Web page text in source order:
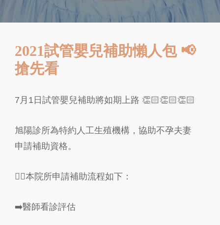
2021試管嬰兒補助懶人包 📢
搶先看
7月1日試管嬰兒補助將如期上路 👏🏻👏🏻👏🏻
旭陽診所為特約人工生殖機構，協助不孕夫妻
申請補助資格。
👇🏻本院所申請補助流程如下：
➡️醫師看診評估